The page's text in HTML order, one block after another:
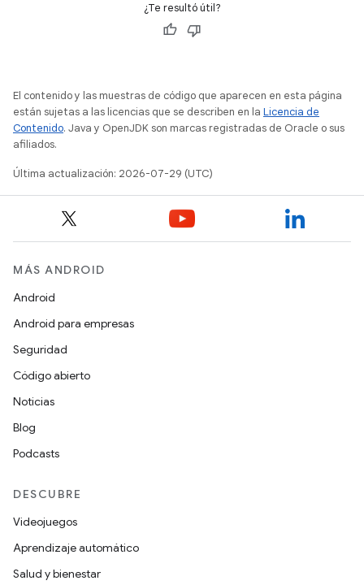
¿Te resultó útil?
El contenido y las muestras de código que aparecen en esta página
están sujetas a las licencias que se describen en la Licencia de
Contenido. Java y OpenJDK son marcas registradas de Oracle o sus
afiliados.
Última actualización: 2026-07-29 (UTC)
MÁS ANDROID
Android
Android para empresas
Seguridad
Código abierto
Noticias
Blog
Podcasts
DESCUBRE
Videojuegos
Aprendizaje automático
Salud y bienestar